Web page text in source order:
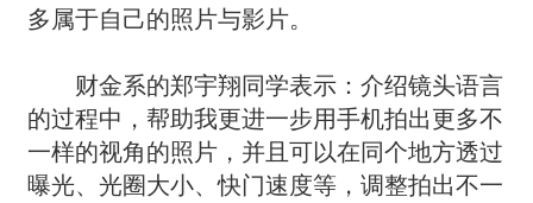
多属于自己的照片与影片。
财金系的郑宇翔同学表示：介绍镜头语言
的过程中，帮助我更进一步用手机拍出更多不
一样的视角的照片，并且可以在同个地方透过
曝光、光圈大小、快门速度等，调整拍出不一